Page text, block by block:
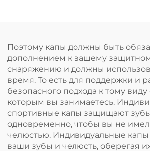
отбеливания зубов с
капой от скрежета
зубами
Поэтому капы должны быть
дополнением к вашему
снаряжению и должны
время. То есть для поддержки и
безопасного подхода к тому виду
которым вы занимаетесь.
спортивные капы защищают
одновременно, чтобы вы не
челюстью. Индивидуальные
ваши зубы и челюсть, оберегая